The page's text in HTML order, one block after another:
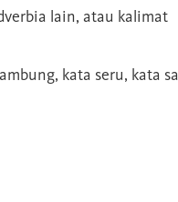
lain, atau kalimat
kata seru, kata